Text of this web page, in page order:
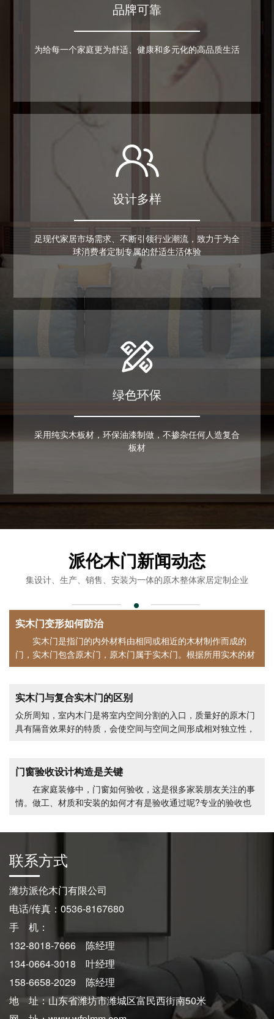
木门 木门
衣柜
书柜
书柜
木门 木门
品牌可靠
为给每一个家庭更为舒适、健康和多元化的高品质生活
设计多样
足现代家居市场需求、不断引领行业潮流，致力于为全
球消费者定制专属的舒适生活体验
绿色环保
采用纯实木板材，环保油漆制做，不掺杂任何人造复合
板材
派伦木门新闻动态
集设计、生产、销售、安装为一体的原木整体家居定制企业
实木门变形如何防治
实木门是指门的内外材料由相同或相近的木材制作而成的
门，实木门包含原木门，原木门属于实木门。根据所用实木的材
料可以分为
实木门与复合实木门的区别
众所周知，室内木门是将室内空间分割的入口，质量好的原木门
具有隔音效果好的特质，会使空间与空间之间形成相对独立性，
门窗验收设计构造是关键
在家庭装修中，门窗如何验收，这是很多家装朋友关注的事
情。做工、材质和安装的如何才有是验收通过呢?专业的验收也
联系方式
潍坊派伦木门有限公司
电话/传真：0536-8167680
手 机：
132-8018-7666 陈经理
134-0664-3018 叶经理
158-6658-2029 陈经理
地 址：山东省潍坊市潍城区富民西街南50米